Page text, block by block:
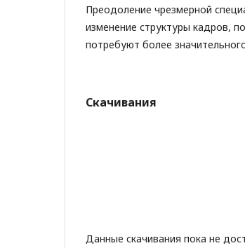
Преодоление чрезмерной
изменение структуры кадров,
потребуют более
Скачивания
Данные скачивания пока не